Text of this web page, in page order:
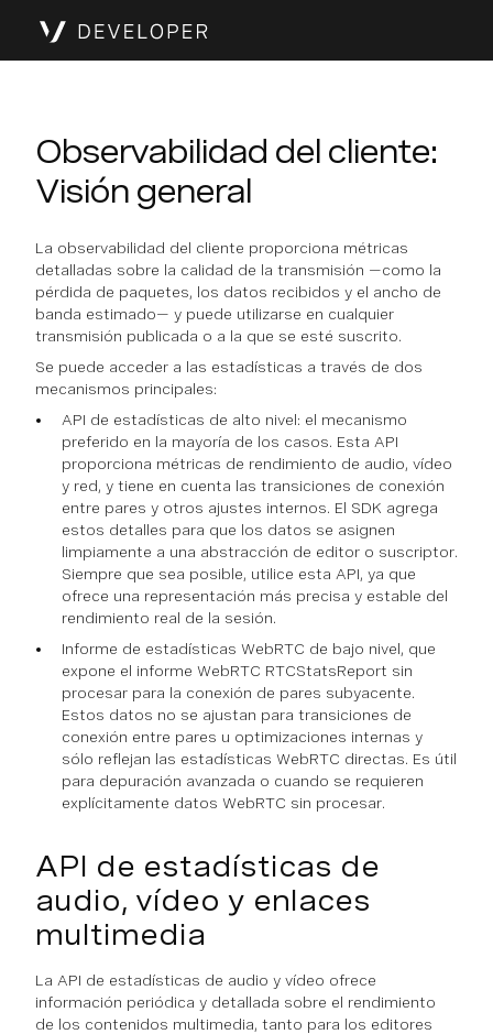
Observabilidad del cliente:
Visión general
La observabilidad del cliente proporciona métricas
detalladas sobre la calidad de la transmisión —como la
pérdida de paquetes, los datos recibidos y el ancho de
banda estimado— y puede utilizarse en cualquier
transmisión publicada o a la que se esté suscrito.
Se puede acceder a las estadísticas a través de dos
mecanismos principales:
API de estadísticas de alto nivel: el mecanismo
preferido en la mayoría de los casos. Esta API
proporciona métricas de rendimiento de audio, vídeo
y red, y tiene en cuenta las transiciones de conexión
entre pares y otros ajustes internos. El SDK agrega
estos detalles para que los datos se asignen
limpiamente a una abstracción de editor o suscriptor.
Siempre que sea posible, utilice esta API, ya que
ofrece una representación más precisa y estable del
rendimiento real de la sesión.
Informe de estadísticas WebRTC de bajo nivel, que
expone el informe WebRTC RTCStatsReport sin
procesar para la conexión de pares subyacente.
Estos datos no se ajustan para transiciones de
conexión entre pares u optimizaciones internas y
sólo reflejan las estadísticas WebRTC directas. Es útil
para depuración avanzada o cuando se requieren
explícitamente datos WebRTC sin procesar.
API de estadísticas de
audio, vídeo y enlaces
multimedia
La API de estadísticas de audio y vídeo ofrece
información periódica y detallada sobre el rendimiento
de los contenidos multimedia, tanto para los editores